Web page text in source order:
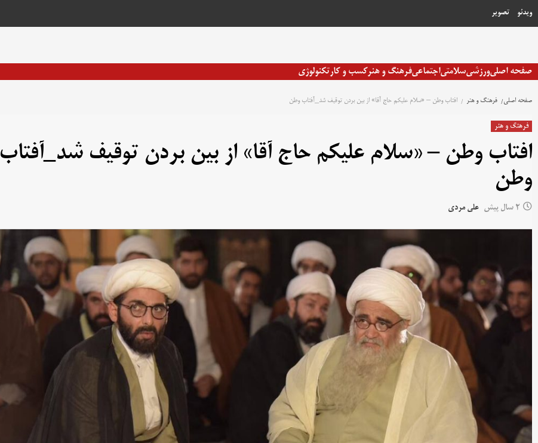
به
ویدئو تصویر
صفحه اصلیورزشیسلامتیاجتماعیفرهنگ و هنرکسب و کارتکنولوژی
صفحه اصلی فرهنگ و هنر افتاب وطن – «سلام علیکم حاج آقا» از بین بردن توقیف شد_آفتاب وطن
فرهنگ و هنر
افتاب وطن – «سلام علیکم حاج آقا» از بین بردن توقیف شد_آفتاب
وطن
2 سال پیش علی مردی